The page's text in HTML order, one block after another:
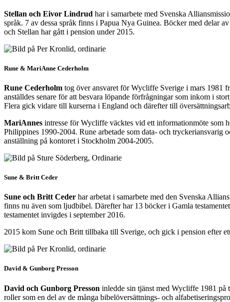
Stellan och Eivor Lindrud har i samarbete med Svenska
språk. 7 av dessa språk finns i Papua Nya Guinea. Böcker med delar
och Stellan har gått i pension under 2015.
Rune & MariAnne Cederholm
Rune Cederholm tog över ansvaret för Wycliffe Sverige i mars 1981
anställdes senare för att besvara löpande förfrågningar som inkom i
Flera gick vidare till kurserna i England och därefter till
MariAnnes intresse för Wycliffe väcktes vid ett informationmöte som
Philippines 1990-2004. Rune arbetade som data- och tryckeriansvarig
anställning på kontoret i Stockholm 2004-2005.
Sune & Britt Ceder
Sune och Britt Ceder har arbetat i samarbete med den Svenska
finns nu även som ljudbibel. Därefter har 13 böcker i Gamla
testamentet invigdes i september 2016.
2015 kom Sune och Britt tillbaka till Sverige, och gick i pension efter
David & Gunborg Presson
David och Gunborg Presson inledde sin tjänst med Wycliffe 1981 på
roller som en del av de många bibelöversättnings- och